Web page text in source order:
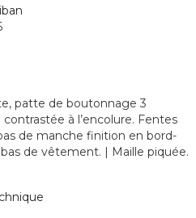
patte de boutonnage 3
à l’encolure. Fentes
de manche finition en bord-
de vêtement. | Maille piquée.